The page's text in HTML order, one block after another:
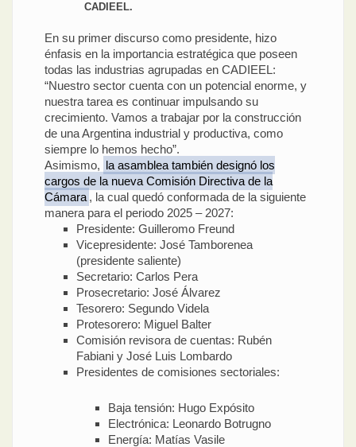
CADIEEL.
En su primer discurso como presidente, hizo
énfasis en la importancia estratégica que poseen
todas las industrias agrupadas en CADIEEL:
“Nuestro sector cuenta con un potencial enorme, y
nuestra tarea es continuar impulsando su
crecimiento. Vamos a trabajar por la construcción
de una Argentina industrial y productiva, como
siempre lo hemos hecho”.
Asimismo, la asamblea también designó los
cargos de la nueva Comisión Directiva de la
Cámara , la cual quedó conformada de la siguiente
manera para el periodo 2025 – 2027:
Presidente: Guilleromo Freund
Vicepresidente: José Tamborenea
(presidente saliente)
Secretario: Carlos Pera
Prosecretario: José Álvarez
Tesorero: Segundo Videla
Protesorero: Miguel Balter
Comisión revisora de cuentas: Rubén
Fabiani y José Luis Lombardo
Presidentes de comisiones sectoriales:
Baja tensión: Hugo Expósito
Electrónica: Leonardo Botrugno
Energía: Matías Vasile